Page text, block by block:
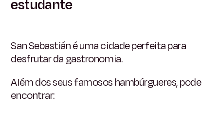
estudante
San Sebastián é uma cidade perfeita para
desfrutar da gastronomia.
Além dos seus famosos hambúrgueres, pode
encontrar: